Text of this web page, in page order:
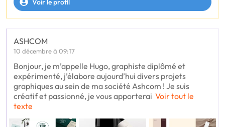
ASHCOM
10 décembre à 09:17
Bonjour, je m’appelle Hugo, graphiste diplômé et
expérimenté, j’élabore aujourd’hui divers projets
graphiques au sein de ma société Ashcom ! Je suis
créatif et passionné, je vous apporterai Voir tout le
texte